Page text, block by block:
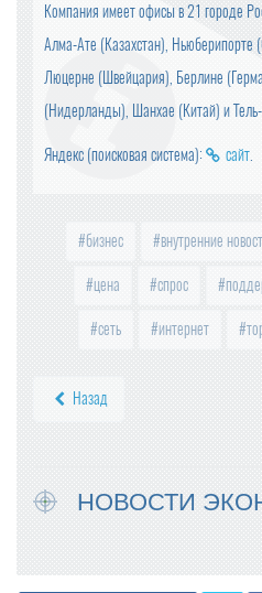
Компания имеет офисы в 21 городе
Алма-Ате (Казахстан), Ньюберипорте
Люцерне (Швейцария), Берлине
(Нидерланды), Шанхае (Китай) и
Яндекс (поисковая система): сайт.
бизнес внутренние
цена спрос
сеть интернет
Назад
НОВОСТИ